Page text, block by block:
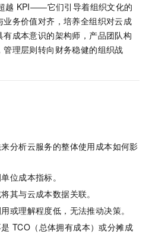
越 KPI——它们引导着组织文化的
务价值对齐，培养全组织对云成
成本意识的架构师，产品团队构
理层则转向财务稳健的组织战
分析云服务的整体使用成本如何影
位成本指标。
其与云成本数据关联。
或理解程度低，无法推动决策。
TCO（总体拥有成本）或分摊成